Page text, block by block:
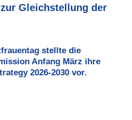
Gleichstellung der
stellte die
Anfang März ihre
2026-2030 vor.